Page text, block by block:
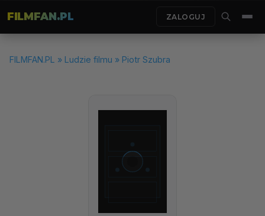
FILMFAN.PL ZALOGUJ
FILMFAN.PL » Ludzie filmu » Piotr Szubra